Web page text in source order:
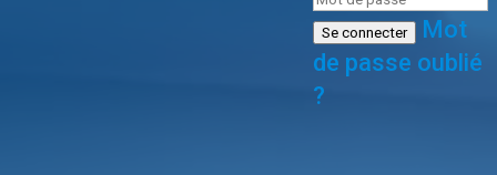
Se connecter
Mot
de passe oublié
?